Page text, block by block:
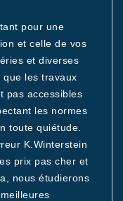
pour une
et celle de vos
et diverses
les travaux
pas accessibles
les normes
toute quiétude.
K.Winterstein
prix pas cher et
nous étudierons